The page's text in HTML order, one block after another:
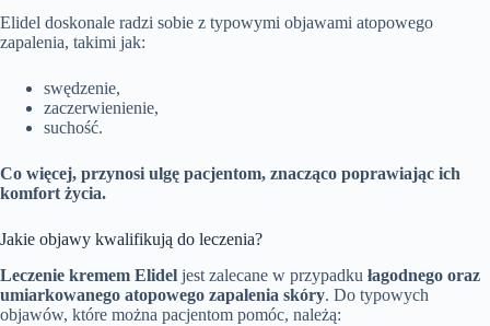
Elidel doskonale radzi sobie z typowymi objawami atopowego
zapalenia, takimi jak:
swędzenie,
zaczerwienienie,
suchość.
Co więcej, przynosi ulgę pacjentom, znacząco poprawiając ich
komfort życia.
Jakie objawy kwalifikują do leczenia?
Leczenie kremem Elidel jest zalecane w przypadku łagodnego oraz
umiarkowanego atopowego zapalenia skóry. Do typowych
objawów, które można pacjentom pomóc, należą: